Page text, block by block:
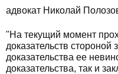
адвокат Николай
"На текущий момент
доказательств
доказательства ее
доказательства, так и